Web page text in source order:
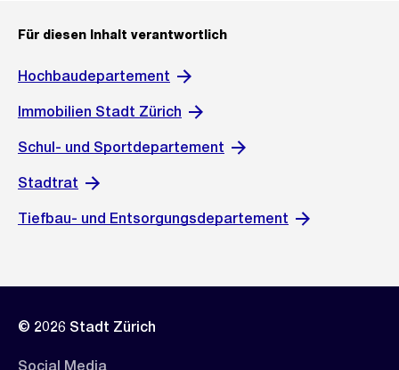
Für diesen Inhalt verantwortlich
Hochbaudepartement
Immobilien Stadt Zürich
Schul- und Sportdepartement
Stadtrat
Tiefbau- und Entsorgungsdepartement
© 2026 Stadt Zürich
Social Media